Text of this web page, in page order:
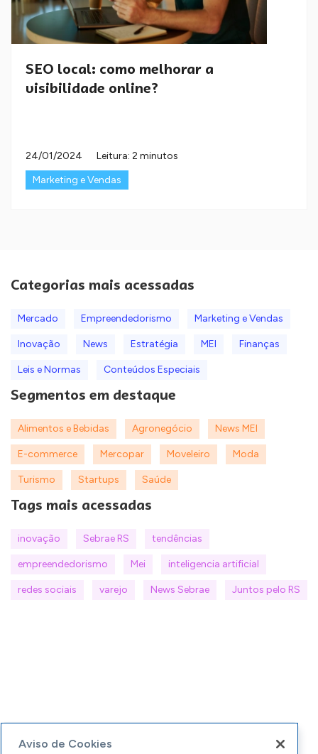
SEO local: como melhorar a
visibilidade online?
24/01/2024
Leitura: 2 minutos
Marketing e Vendas
Categorias mais acessadas
Mercado Empreendedorismo Marketing e Vendas
Inovação News Estratégia MEI Finanças
Leis e Normas Conteúdos Especiais
Segmentos em destaque
Alimentos e Bebidas Agronegócio News MEI
E-commerce Mercopar Moveleiro Moda
Turismo Startups Saúde
Tags mais acessadas
inovação Sebrae RS tendências
empreendedorismo Mei inteligencia artificial
redes sociais varejo News Sebrae Juntos pelo RS
Aviso de Cookies